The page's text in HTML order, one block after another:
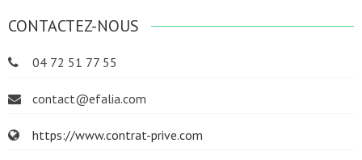
CONTACTEZ-NOUS
04 72 51 77 55
contact@efalia.com
https://www.contrat-prive.com